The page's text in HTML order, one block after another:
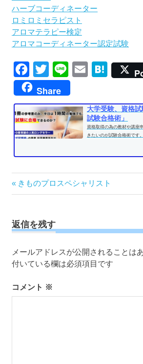
ハーブコーディネーター
ロミロミセラピスト
アロマテラピー検定
アロマコーディネーター認定試験
Facebook
TwitterLineEmail
Share
大学受験、資格
試験合格術」
資格取得の為の教材や講座
きたいのが試験合格術です
投
稿
ビ
ゲ
ー
シ
ン
前
の
事:
きものプロスペシャリスト
返信を残す
メールアドレスが公開されることは
付いている欄は必須項目です
コメント ※